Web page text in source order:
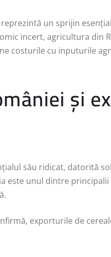
un sprijin
incert, agricultura din
costurile cu inputurile
și
său ridicat, datorită
este unul dintre
exporturile de